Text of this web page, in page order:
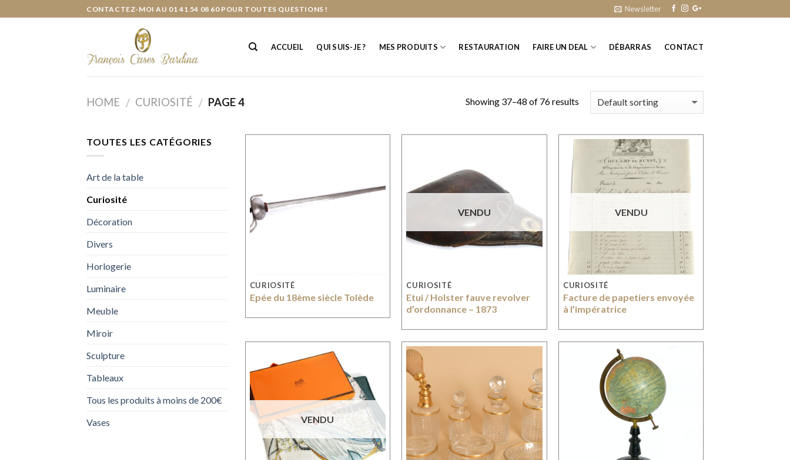
CONTACTEZ-MOI AU 01 41 54 08 60 POUR TOUTES QUESTIONS ! Newsletter
ACCUEIL QUI SUIS-JE ? MES PRODUITS RESTAURATION FAIRE UN DEAL DÉBARRAS CONTACT
HOME / CURIOSITÉ / PAGE 4 Showing 37–48 of 76 results
TOUTES LES CATÉGORIES
Art de la table
Curiosité
Décoration
Divers
Horlogerie
Luminaire
Meuble
Miroir
Sculpture
Tableaux
Tous les produits à moins de 200€
Vases
CURIOSITÉ
Epée du 18ème siècle Tolède
VENDU
CURIOSITÉ
Etui / Holster fauve revolver
d’ordonnance – 1873
VENDU
CURIOSITÉ
Facture de papetiers envoyée
à l’impératrice
VENDU